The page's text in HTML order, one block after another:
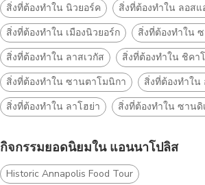
สิ่งที่ต้องทำใน นิวยอร์ค
สิ่งที่ต้องทำใน ลอสแ
สิ่งที่ต้องทำใน เมืองนิวยอร์ก
สิ่งที่ต้องทำใน
สิ่งที่ต้องทำใน ลาสเวกัส
สิ่งที่ต้องทำใน ชิคา
สิ่งที่ต้องทำใน ซานตาโมนิกา
สิ่งที่ต้องทำใน
สิ่งที่ต้องทำใน ลาโฮย่า
สิ่งที่ต้องทำใน ซานดิ
กิจกรรมยอดนิยมใน แอนนาโปลิส
Historic Annapolis Food Tour